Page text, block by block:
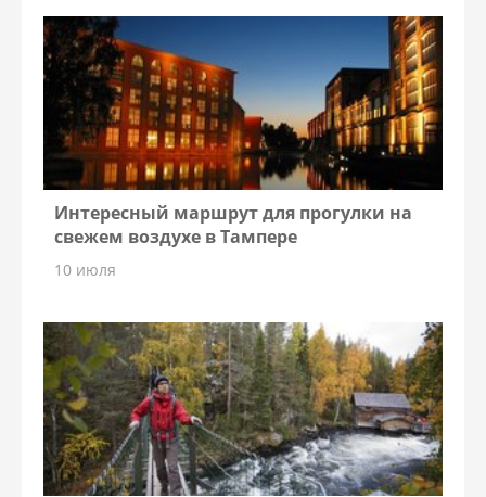
Интересный маршрут для прогулки на
свежем воздухе в Тампере
10 июля